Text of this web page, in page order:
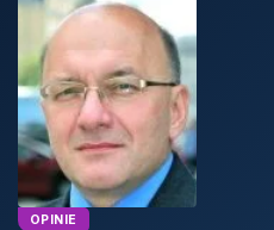
OPINIE